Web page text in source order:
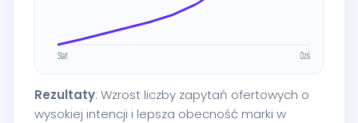
Rezultaty: Wzrost liczby zapytań ofertowych o
wysokiej intencji i lepsza obecność marki w